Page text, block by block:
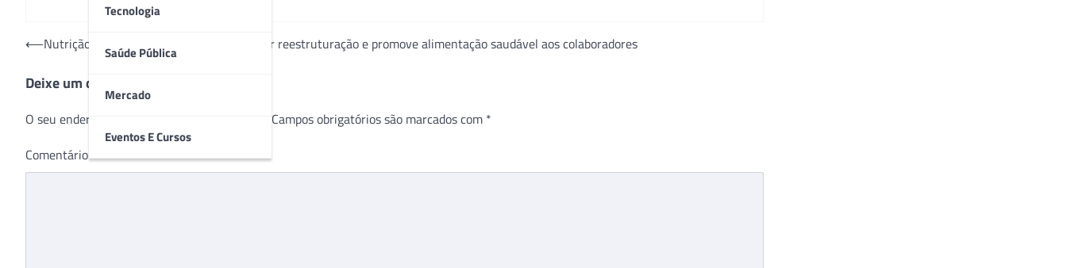
Tecnologia
Saúde Pública
Mercado
Eventos E Cursos
Navegação
Post
⟵Nutrição do Hospital São Vicente passa por reestruturação e promove alimentação saudável aos colaboradores
Deixe um comentário
O seu endereço de e-mail não será publicado. Campos obrigatórios são marcados com *
Comentário*